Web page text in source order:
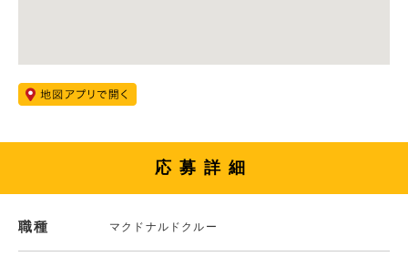
応募詳細
職種 マクドナルドクルー